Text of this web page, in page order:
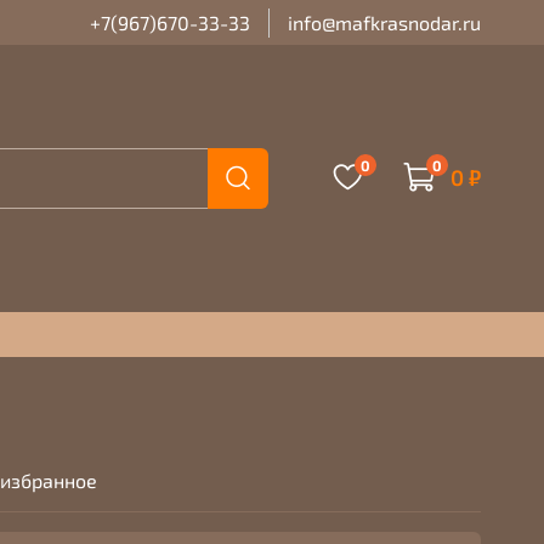
+7(967)670-33-33 info@mafkrasnodar.ru
0 0 0 ₽